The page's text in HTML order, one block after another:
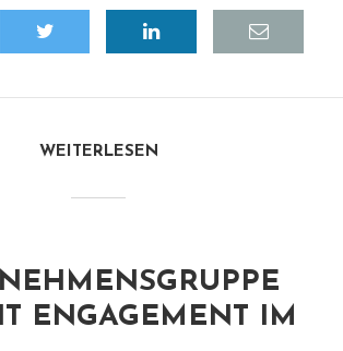
WEITERLESEN
ENGAGEMENT IM